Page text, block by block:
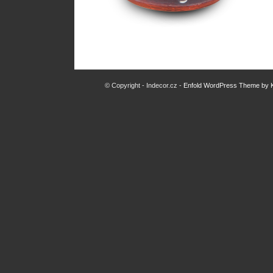
© Copyright - Indecor.cz - Enfold WordPress Theme by